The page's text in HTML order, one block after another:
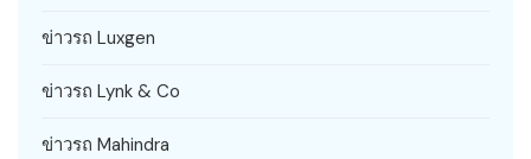
ข่าวรถ Luxgen
ข่าวรถ Lynk & Co
ข่าวรถ Mahindra